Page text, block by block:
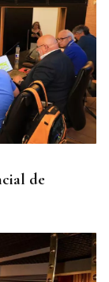
es crecer
el equipo
de